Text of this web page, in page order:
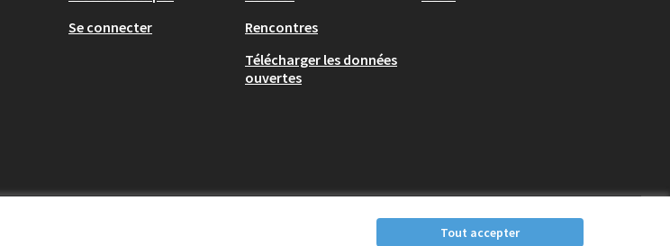
Tout accepter
Se connecter
Rencontres
Télécharger les données
ouvertes